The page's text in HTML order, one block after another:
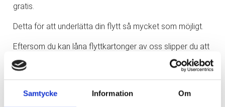
Samtycke Information Om
gratis.
Detta för att underlätta din flytt så mycket som möjligt.
Eftersom du kan låna flyttkartonger av oss slipper du att
behöva köpa egna, leta upp i exempelvis matbutiker eller
liknande. Detta underlättar din flytt på många sätt då du
också slipper förvara eller göra dig av med
flyttkartongerna efter din flytt då vi tar hand om dem.